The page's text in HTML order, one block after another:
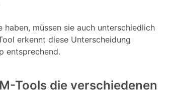
müssen sie auch unterschiedlich
erkennt diese Unterscheidung
entsprechend.
Tools die verschiedenen